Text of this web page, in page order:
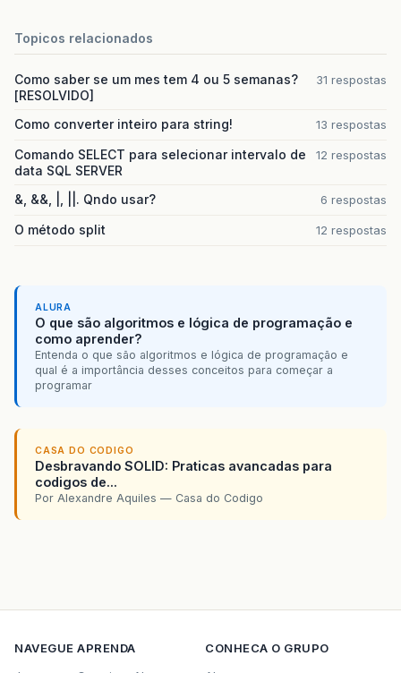
Topicos relacionados
Como saber se um mes tem 4 ou 5 semanas?
[RESOLVIDO]
31 respostas
Como converter inteiro para string! 13 respostas
Comando SELECT para selecionar intervalo de
data SQL SERVER
12 respostas
&, &&, |, ||. Qndo usar? 6 respostas
O método split 12 respostas
ALURA
O que são algoritmos e lógica de programação e
como aprender?
Entenda o que são algoritmos e lógica de programação e
qual é a importância desses conceitos para começar a
programar
CASA DO CODIGO
Desbravando SOLID: Praticas avancadas para
codigos de...
Por Alexandre Aquiles — Casa do Codigo
NAVEGUE APRENDA
CONHECA O GRUPO